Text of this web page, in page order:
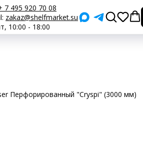
7 495 920 70 08
zakaz@shelfmarket.su
10:00 - 18:00
Перфорированный "Cryspi" (3000 мм)